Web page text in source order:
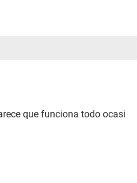
que funciona todo ocasi